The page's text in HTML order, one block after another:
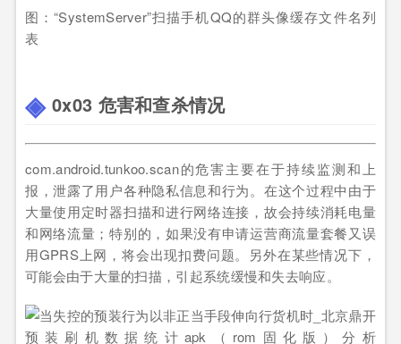
图：“SystemServer”扫描手机QQ的群头像缓存文件名列
表
0x03 危害和查杀情况
com.android.tunkoo.scan的危害主要在于持续监测和上
报，泄露了用户各种隐私信息和行为。在这个过程中由于
大量使用定时器扫描和进行网络连接，故会持续消耗电量
和网络流量；特别的，如果没有申请运营商流量套餐又误
用GPRS上网，将会出现扣费问题。另外在某些情况下，
可能会由于大量的扫描，引起系统缓慢和失去响应。